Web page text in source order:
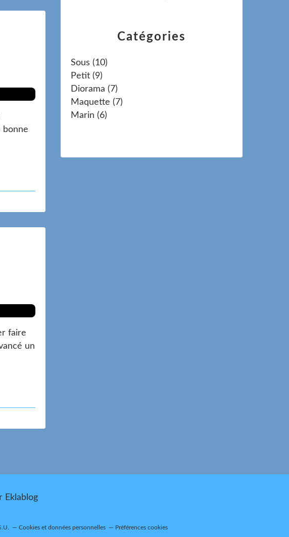
bonne
faire
un
Catégories
Sous (10)
Petit (9)
Diorama (7)
Maquette (7)
Marin (6)
Eklablog
Cookies et données personnelles Préférences cookies